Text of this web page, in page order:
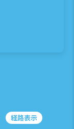
経路表示